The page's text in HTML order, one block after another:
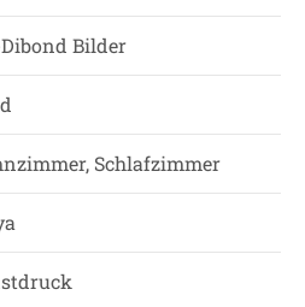
Bilder
Schlafzimmer